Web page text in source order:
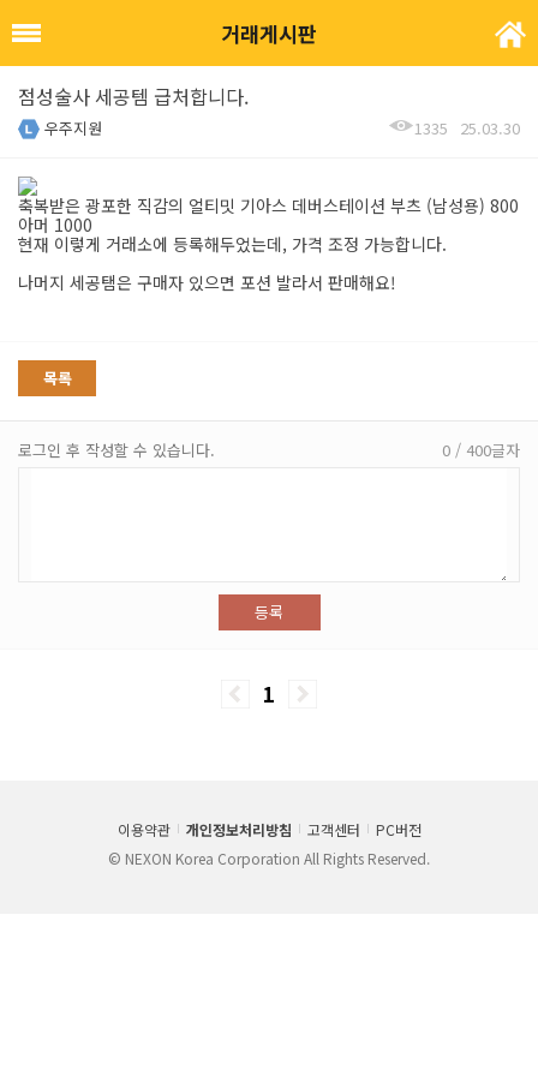
거래게시판
점성술사 세공템 급처합니다.
우주지원 1335 25.03.30
축복받은 광포한 직감의 얼티밋 기아스 데버스테이션 부츠 (남성용) 800
아머 1000
현재 이렇게 거래소에 등록해두었는데, 가격 조정 가능합니다.
나머지 세공탬은 구매자 있으면 포션 발라서 판매해요!
목록
로그인 후 작성할 수 있습니다. 0 / 400글자
등록
1
이용약관 개인정보처리방침 고객센터
PC버전
© NEXON Korea Corporation All Rights Reserved.